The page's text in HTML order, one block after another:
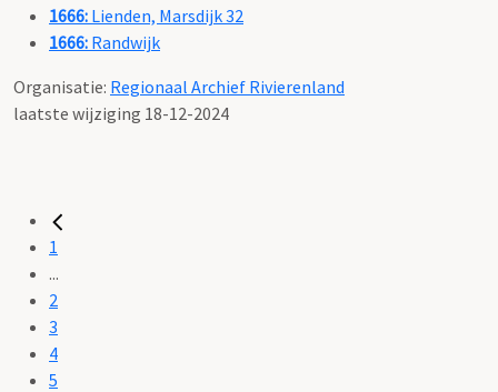
1666: Lienden, Marsdijk 32
1666: Randwijk
Organisatie: Regionaal Archief Rivierenland
laatste wijziging 18-12-2024
1
...
2
3
4
5